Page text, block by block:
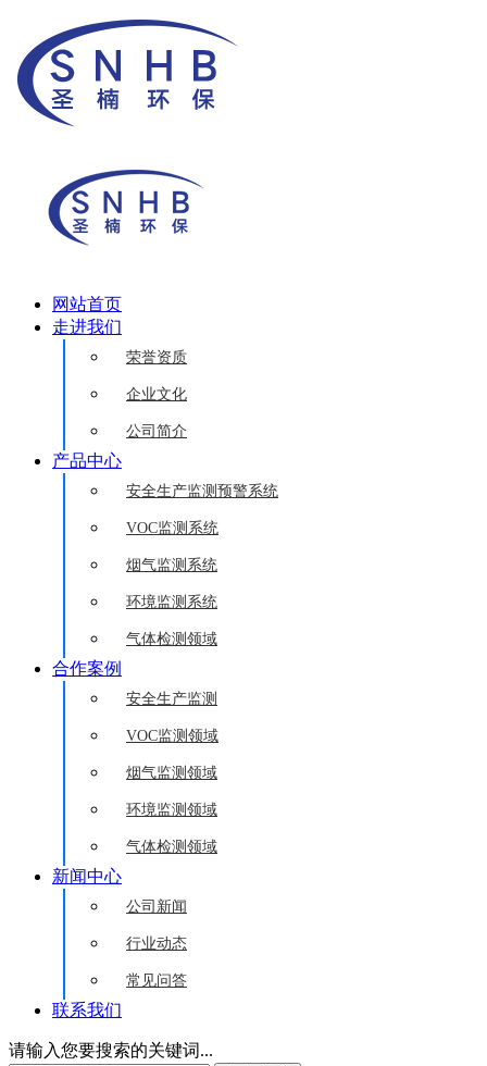
网站首页
走进我们
荣誉资质
企业文化
公司简介
产品中心
安全生产监测预警系统
VOC监测系统
烟气监测系统
环境监测系统
气体检测领域
合作案例
安全生产监测
VOC监测领域
烟气监测领域
环境监测领域
气体检测领域
新闻中心
公司新闻
行业动态
常见问答
联系我们
请输入您要搜索的关键词...